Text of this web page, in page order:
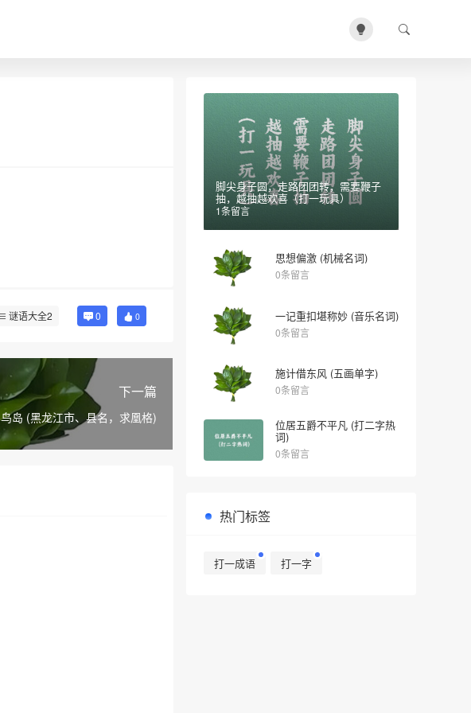
谜语大全2 0 0
下一篇
鸟岛 (黑龙江市、县名，求凰格)
脚尖身子圆，走路团团转，需要鞭子
抽，越抽越欢喜（打一玩具）
1条留言
思想偏激 (机械名词)
0条留言
一记重扣堪称妙 (音乐名词)
0条留言
施计借东风 (五画单字)
0条留言
位居五爵不平凡 (打二字热
词)
0条留言
热门标签
打一成语 打一字